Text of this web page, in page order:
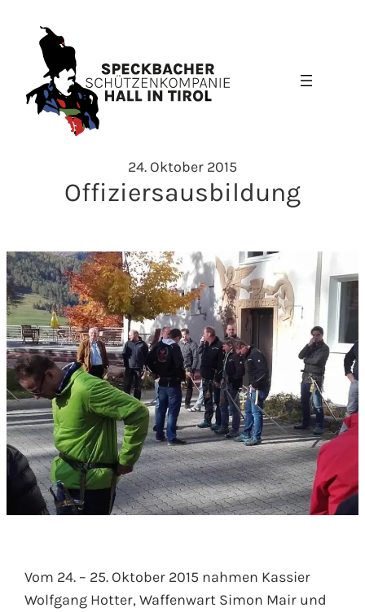
Inhalt
springen
24. Oktober 2015
Offiziersausbildung
Vom 24. – 25. Oktober 2015 nahmen Kassier
Wolfgang Hotter, Waffenwart Simon Mair und